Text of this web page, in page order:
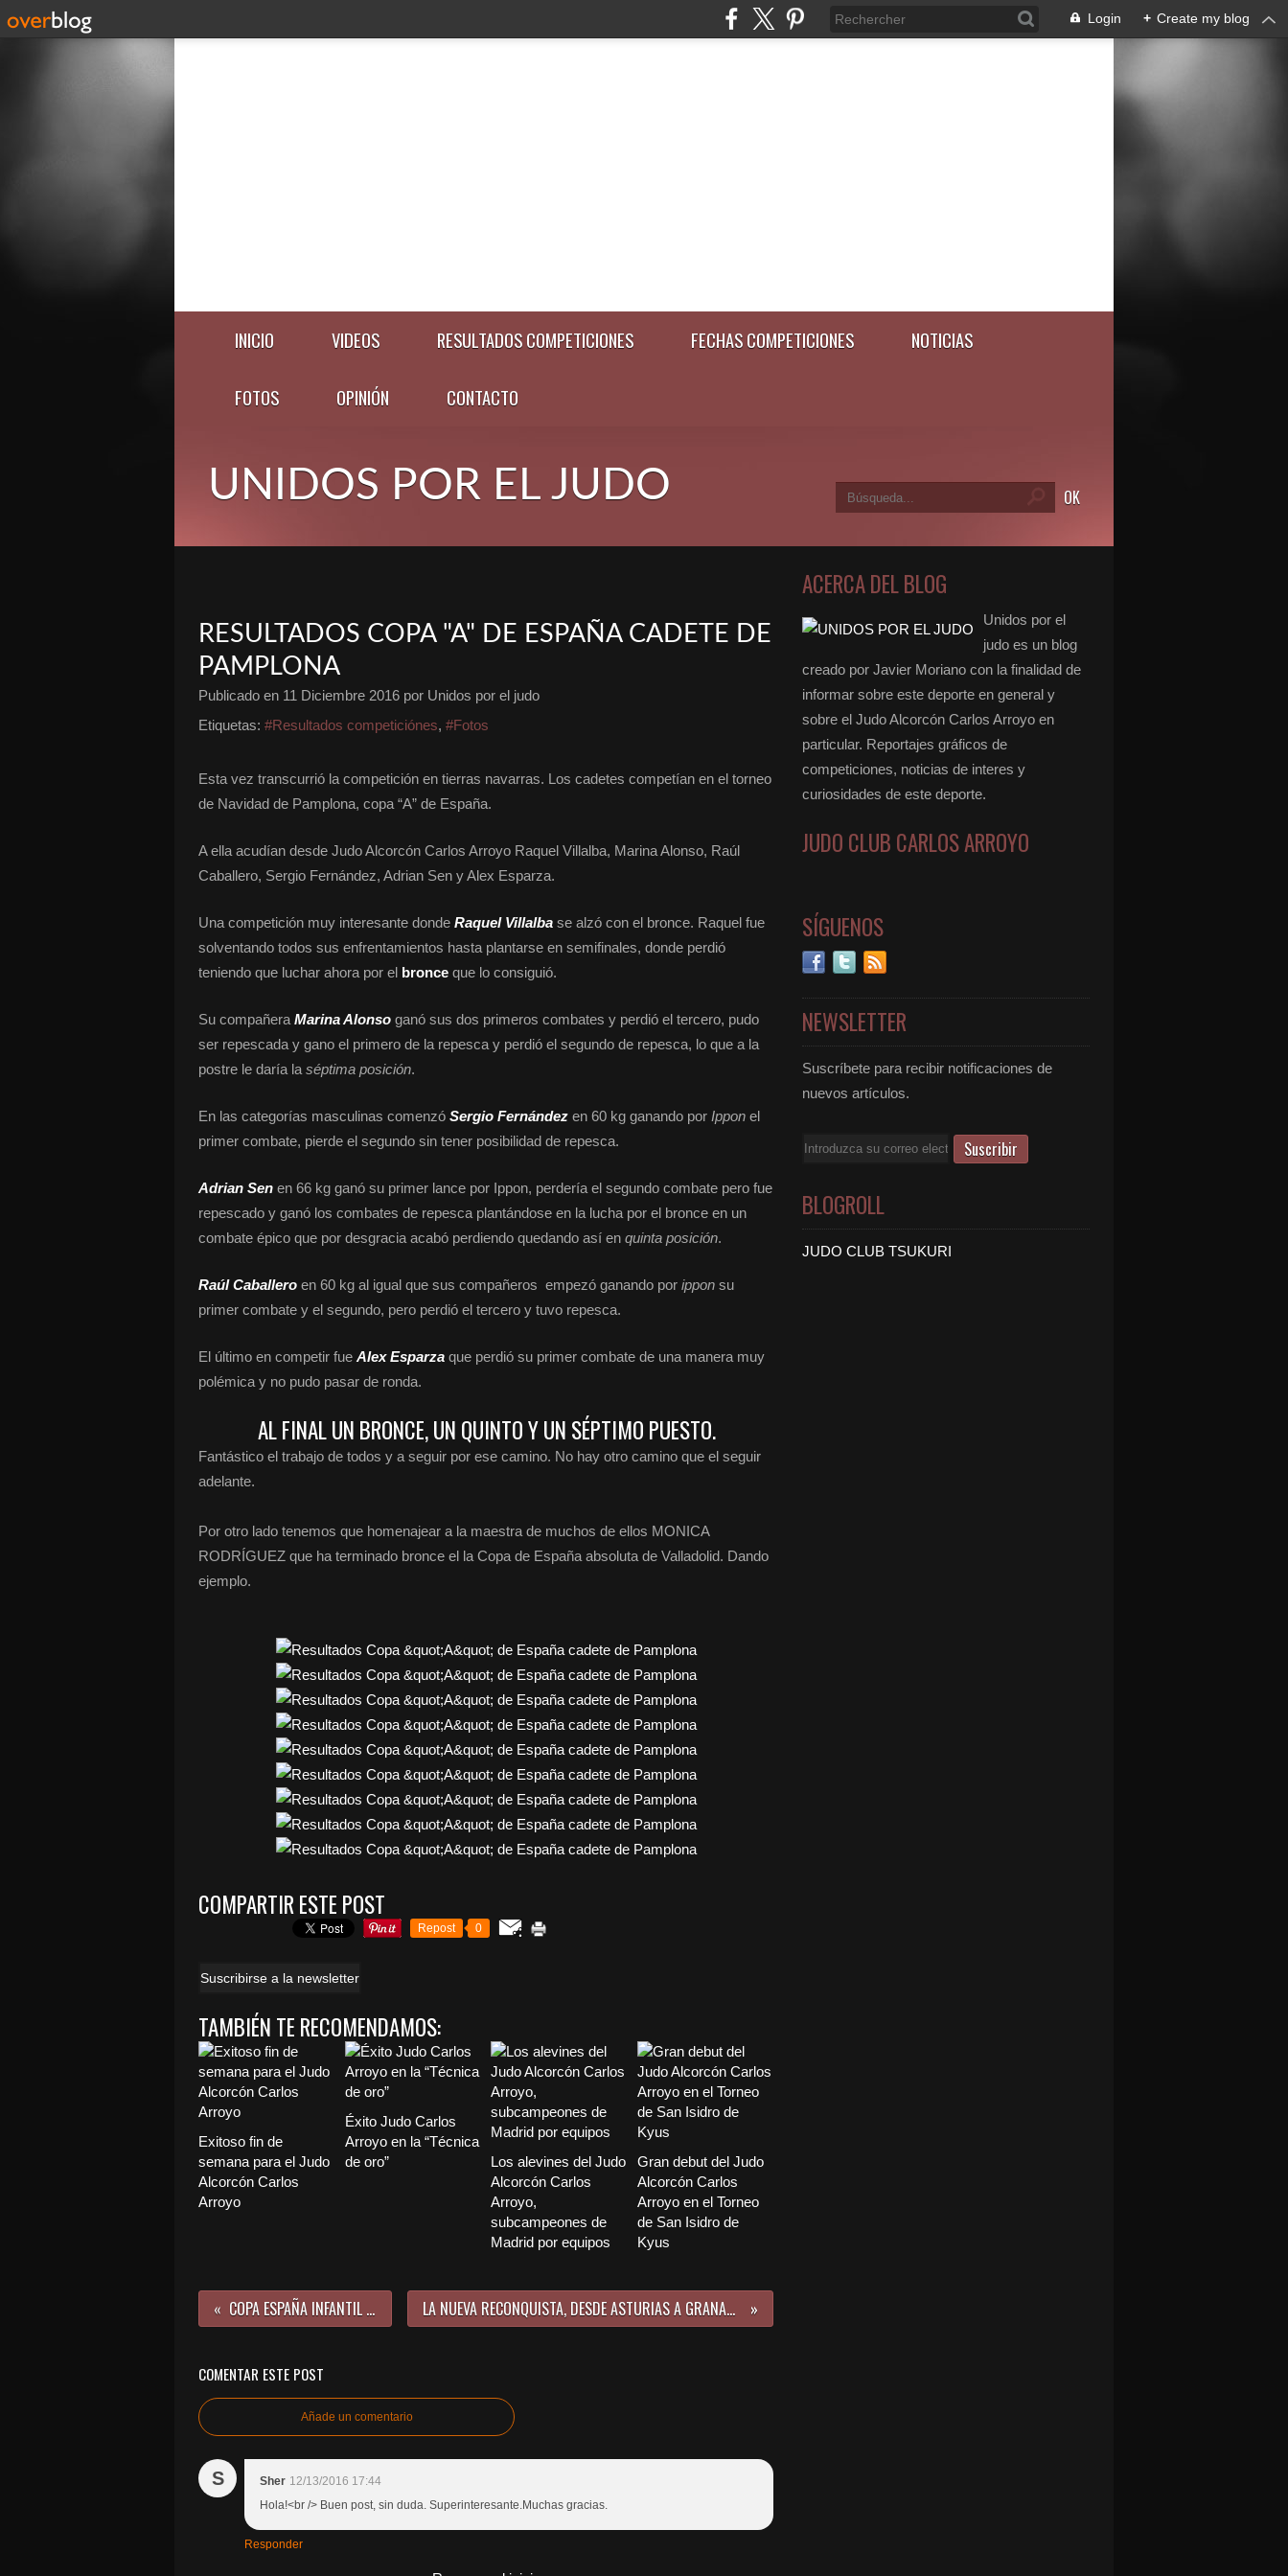
Login + Create my blog
INICIO VIDEOS RESULTADOS COMPETICIONES FECHAS COMPETICIONES NOTICIAS
FOTOS OPINIÓN CONTACTO
UNIDOS POR EL JUDO
RESULTADOS COPA "A" DE ESPAÑA CADETE DE
PAMPLONA
Publicado en 11 Diciembre 2016 por Unidos por el judo
Etiquetas: #Resultados competiciónes, #Fotos
Esta vez transcurrió la competición en tierras navarras. Los cadetes competían en el torneo
de Navidad de Pamplona, copa “A” de España.
A ella acudían desde Judo Alcorcón Carlos Arroyo Raquel Villalba, Marina Alonso, Raúl
Caballero, Sergio Fernández, Adrian Sen y Alex Esparza.
Una competición muy interesante donde Raquel Villalba se alzó con el bronce. Raquel fue
solventando todos sus enfrentamientos hasta plantarse en semifinales, donde perdió
teniendo que luchar ahora por el bronce que lo consiguió.
Su compañera Marina Alonso ganó sus dos primeros combates y perdió el tercero, pudo
ser repescada y gano el primero de la repesca y perdió el segundo de repesca, lo que a la
postre le daría la séptima posición.
En las categorías masculinas comenzó Sergio Fernández en 60 kg ganando por Ippon el
primer combate, pierde el segundo sin tener posibilidad de repesca.
Adrian Sen en 66 kg ganó su primer lance por Ippon, perdería el segundo combate pero fue
repescado y ganó los combates de repesca plantándose en la lucha por el bronce en un
combate épico que por desgracia acabó perdiendo quedando así en quinta posición.
Raúl Caballero en 60 kg al igual que sus compañeros empezó ganando por ippon su
primer combate y el segundo, pero perdió el tercero y tuvo repesca.
El último en competir fue Alex Esparza que perdió su primer combate de una manera muy
polémica y no pudo pasar de ronda.
AL FINAL UN BRONCE, UN QUINTO Y UN SÉPTIMO PUESTO.
Fantástico el trabajo de todos y a seguir por ese camino. No hay otro camino que el seguir
adelante.
Por otro lado tenemos que homenajear a la maestra de muchos de ellos MONICA
RODRÍGUEZ que ha terminado bronce el la Copa de España absoluta de Valladolid. Dando
ejemplo.
COMPARTIR ESTE POST
Repost 0
Suscribirse a la newsletter
TAMBIÉN TE RECOMENDAMOS:
Exitoso fin de
semana para el Judo
Alcorcón Carlos
Arroyo
Éxito Judo Carlos
Arroyo en la “Técnica
de oro”
Los alevines del Judo
Alcorcón Carlos
Arroyo,
subcampeones de
Madrid por equipos
Gran debut del Judo
Alcorcón Carlos
Arroyo en el Torneo
de San Isidro de
Kyus
COPA ESPAÑA INFANTIL DE PADUL (GRANADA) LA NUEVA RECONQUISTA, DESDE ASTURIAS A GRANADA o resultados Copas España Padul y Gijón
COMENTAR ESTE POST
Añade un comentario
S Sher 12/13/2016 17:44
Hola!<br /> Buen post, sin duda. Superinteresante.Muchas gracias.
Responder
ACERCA DEL BLOG
Unidos por el
judo es un blog
creado por Javier Moriano con la finalidad de
informar sobre este deporte en general y
sobre el Judo Alcorcón Carlos Arroyo en
particular. Reportajes gráficos de
competiciones, noticias de interes y
curiosidades de este deporte.
JUDO CLUB CARLOS ARROYO
SÍGUENOS
NEWSLETTER
Suscríbete para recibir notificaciones de
nuevos artículos.
Email
BLOGROLL
JUDO CLUB TSUKURI